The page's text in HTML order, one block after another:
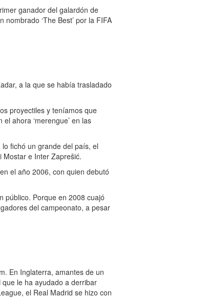
ganador del galardón de
‘The Best’ por la FIFA
a la que se había trasladado
proyectiles y teníamos que
ahora ‘merengue’ en las
fichó un grande del país, el
Mostar e Inter Zaprešić.
el año 2006, con quien debutó
público. Porque en 2008 cuajó
del campeonato, a pesar
En Inglaterra, amantes de un
le ha ayudado a derribar
el Real Madrid se hizo con